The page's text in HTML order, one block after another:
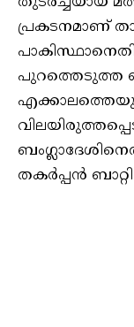
പ്രകടനമാണ്
പുറത്തെടുത്ത
തകർപ്പൻ